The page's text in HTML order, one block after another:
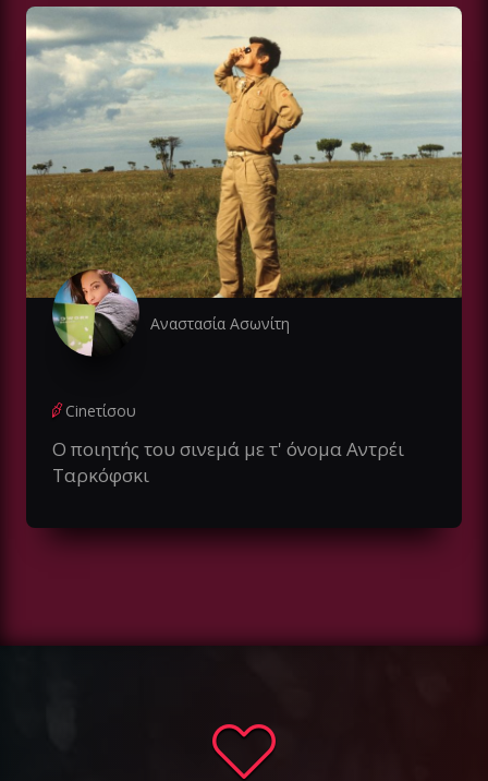
Αναστασία Ασωνίτη
Cineτίσου
Ο ποιητής του σινεμά με τ' όνομα Αντρέι
Ταρκόφσκι